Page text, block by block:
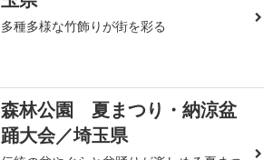
多種多様な竹飾りが街を彩る
森林公園 夏まつり・納涼盆
踊大会／埼玉県